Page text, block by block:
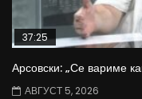
37:25
Арсовски: „Се вариме
АВГУСТ 5, 2026